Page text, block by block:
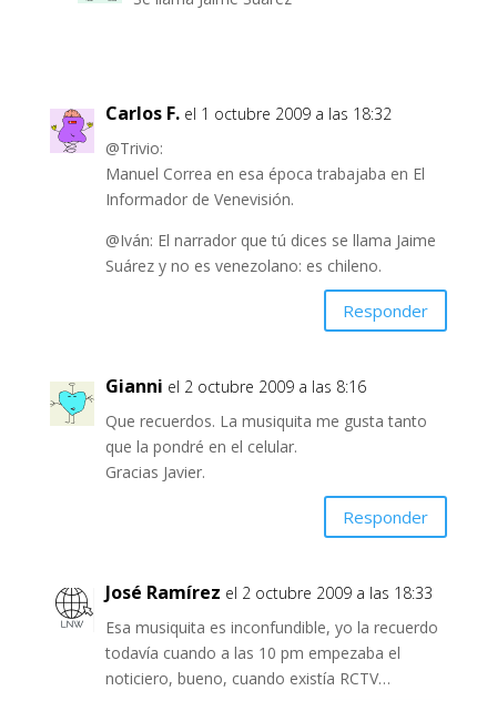
Carlos F. el 1 octubre 2009 a las 18:32
@Trivio:
Manuel Correa en esa época trabajaba en El
Informador de Venevisión.
@Iván: El narrador que tú dices se llama Jaime
Suárez y no es venezolano: es chileno.
Responder
Gianni el 2 octubre 2009 a las 8:16
Que recuerdos. La musiquita me gusta tanto
que la pondré en el celular.
Gracias Javier.
Responder
José Ramírez el 2 octubre 2009 a las 18:33
Esa musiquita es inconfundible, yo la recuerdo
todavía cuando a las 10 pm empezaba el
noticiero, bueno, cuando existía RCTV…